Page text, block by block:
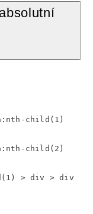
child(1)
child(2)
> div > div